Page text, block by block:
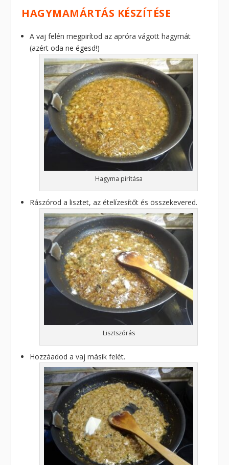
HAGYMAMÁRTÁS KÉSZÍTÉSE
A vaj felén megpirítod az apróra vágott hagymát
(azért oda ne égesd!)
Hagyma pirítása
Rászórod a lisztet, az ételízesítőt és összekevered.
Lisztszórás
Hozzáadod a vaj másik felét.